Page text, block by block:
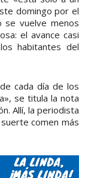
domingo por el
se vuelve menos
el avance casi
habitantes del
cada día de los
se titula la nota
Allí, la periodista
comen más